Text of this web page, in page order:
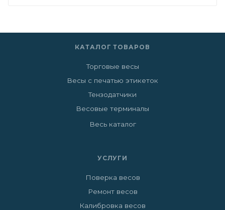
КАТАЛОГ ТОВАРОВ
Торговые весы
Весы с печатью этикеток
Тензодатчики
Весовые терминалы
Весь каталог
УСЛУГИ
Поверка весов
Ремонт весов
Калибровка весов